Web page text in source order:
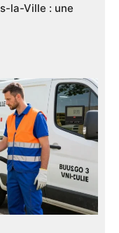
la-Ville : une